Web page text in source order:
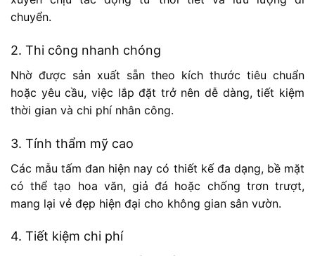
chuyển.
2. Thi công nhanh chóng
Nhờ được sản xuất sẵn theo kích thước tiêu chuẩn
hoặc yêu cầu, việc lắp đặt trở nên dễ dàng, tiết kiệm
thời gian và chi phí nhân công.
3. Tính thẩm mỹ cao
Các mẫu tấm đan hiện nay có thiết kế đa dạng, bề mặt
có thể tạo hoa văn, giả đá hoặc chống trơn trượt,
mang lại vẻ đẹp hiện đại cho không gian sân vườn.
4. Tiết kiệm chi phí